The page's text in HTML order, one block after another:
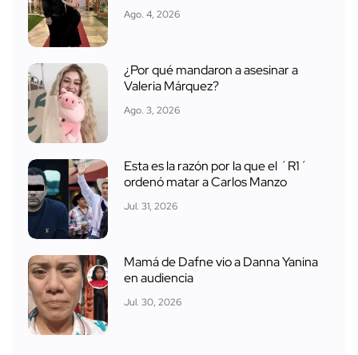
Ago. 4, 2026
¿Por qué mandaron a asesinar a
Valeria Márquez?
Ago. 3, 2026
Esta es la razón por la que el ´R1´
ordenó matar a Carlos Manzo
Jul. 31, 2026
Mamá de Dafne vio a Danna Yanina
en audiencia
Jul. 30, 2026